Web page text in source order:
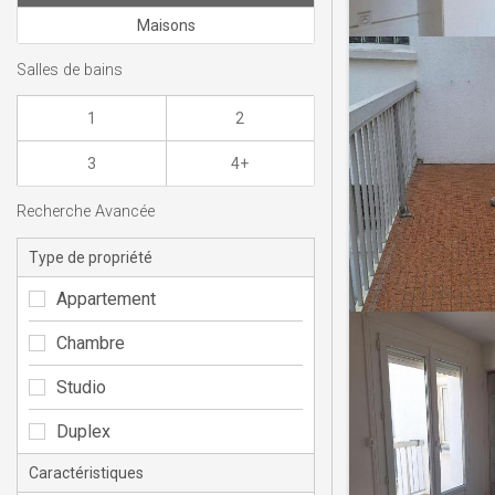
Maisons
Salles de bains
1 2
3 4+
Recherche Avancée
Type de propriété
Appartement
Chambre
Studio
Duplex
Caractéristiques